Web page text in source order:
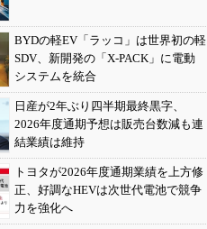
BYDの軽EV「ラッコ」は世界初の軽
SDV、新開発の「X-PACK」に電動
システムを統合
日産が2年ぶり四半期最終黒字、
2026年度通期予想は販売台数減も連
結業績は維持
トヨタが2026年度通期業績を上方修
正、好調なHEVは次世代電池で競争
力を強化へ